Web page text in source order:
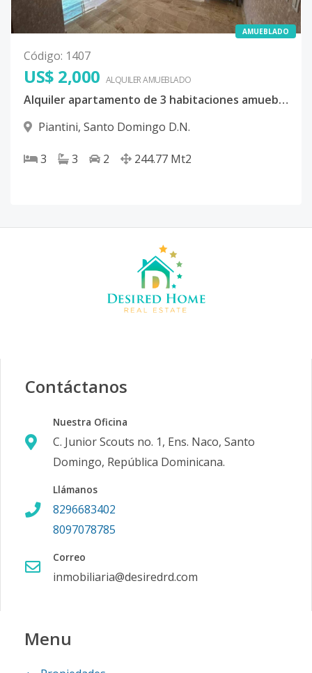
AMUEBLADO
Código: 1407
US$ 2,000 ALQUILERAMUEBLADO
Alquiler apartamento de 3 habitaciones amueblado en Piantini
Piantini, Santo Domingo D.N.
3 3 2 244.77 Mt2
Contáctanos
Nuestra Oficina
C. Junior Scouts no. 1, Ens. Naco, Santo
Domingo, República Dominicana.
Llámanos
8296683402
8097078785
Correo
inmobiliaria@desiredrd.com
Menu